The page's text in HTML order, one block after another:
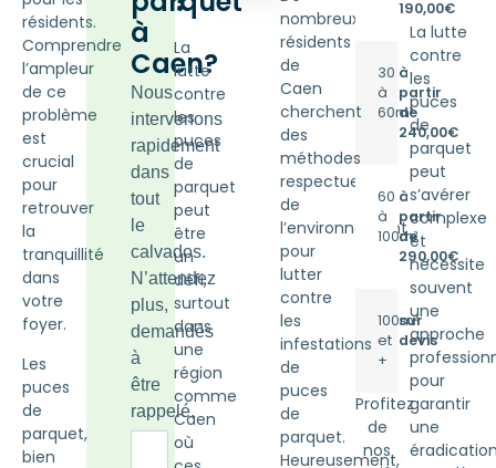
résidents.
Comprendre
l’ampleur
de ce
problème
est
crucial
pour
retrouver
la
tranquillité
dans
votre
foyer.
Les
puces
de
parquet,
bien
à
Caen?
Nous
intervenons
rapidement
dans
tout
le
calvados.
N’attendez
plus,
demandés
à
être
rappelé.
La
lutte
contre
les
puces
de
parquet
peut
être
un
défi,
surtout
dans
une
région
comme
Caen
où
nombreux
résidents
de
Caen
cherchent
des
méthodes
respectueuses
de
l’environnement
pour
lutter
contre
les
infestations
de
puces
de
parquet.
Heureusement,
190,00€
30
à
60m²
à
partir
de
240,00€
60
à
100m²
à
partir
de
290,00€
100m²
et
+
sur
devis
Profitez
de
nos
La lutte
contre
les
puces
de
parquet
peut
s’avérer
complexe
et
nécessite
souvent
une
approche
pour
garantir
une